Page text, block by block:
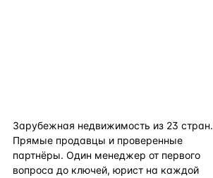
Зарубежная недвижимость из 23 стран.
Прямые продавцы и проверенные
партнёры. Один менеджер от первого
вопроса до ключей, юрист на каждой